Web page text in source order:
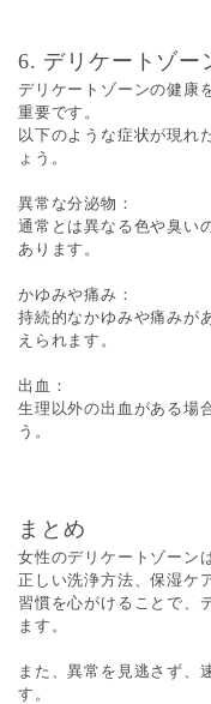
6. デリケートゾー
デリケートゾーンの健康
重要です。
以下のような症状が現れ
ょう。
異常な分泌物：
通常とは異なる色や臭い
あります。
かゆみや痛み：
持続的なかゆみや痛みが
えられます。
出血：
生理以外の出血がある場
う。
まとめ
女性のデリケートゾーン
正しい洗浄方法、保湿ケ
習慣を心がけることで、
ます。
また、異常を見逃さず、
す。